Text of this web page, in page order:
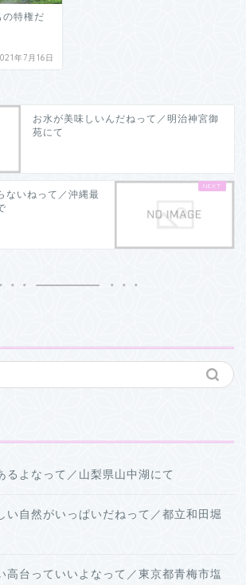
の特権だ
年7月16日
お水が美味しいんだねって／明治神宮御
苑にて
ないねって／沖縄最
るよなって／山梨県山中湖にて
い自然がいっぱいだねって／都立和田堀
高台っていいよなって／東京都青梅市塩